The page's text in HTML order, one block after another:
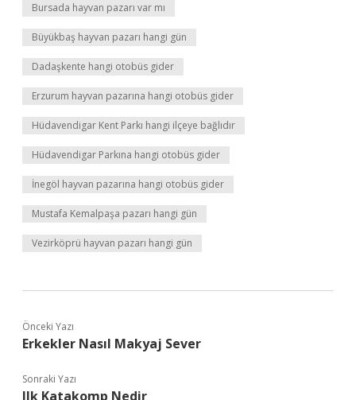
Bursada hayvan pazarı var mı
Büyükbaş hayvan pazarı hangi gün
Dadaşkente hangi otobüs gider
Erzurum hayvan pazarına hangi otobüs gider
Hüdavendigar Kent Parkı hangi ilçeye bağlıdır
Hüdavendigar Parkına hangi otobüs gider
İnegöl hayvan pazarına hangi otobüs gider
Mustafa Kemalpaşa pazarı hangi gün
Vezirköprü hayvan pazarı hangi gün
Önceki Yazı
Erkekler Nasıl Makyaj Sever
Sonraki Yazı
Ilk Katakomp Nedir